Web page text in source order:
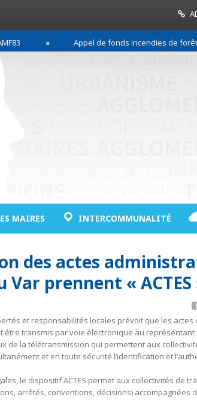
Appel de fonds incendies de forêt
MAIRES INTERCOMMUNALITÉ
des actes
prennent « ACTES
et responsabilités locales prévoit que les actes
transmis par voie électronique au représentant
de la télétransmission qui permettent aux
et en toute sécurité l’identification et
le dispositif ACTES permet aux collectivités de
arrêtés, conventions, décisions) accompagnées